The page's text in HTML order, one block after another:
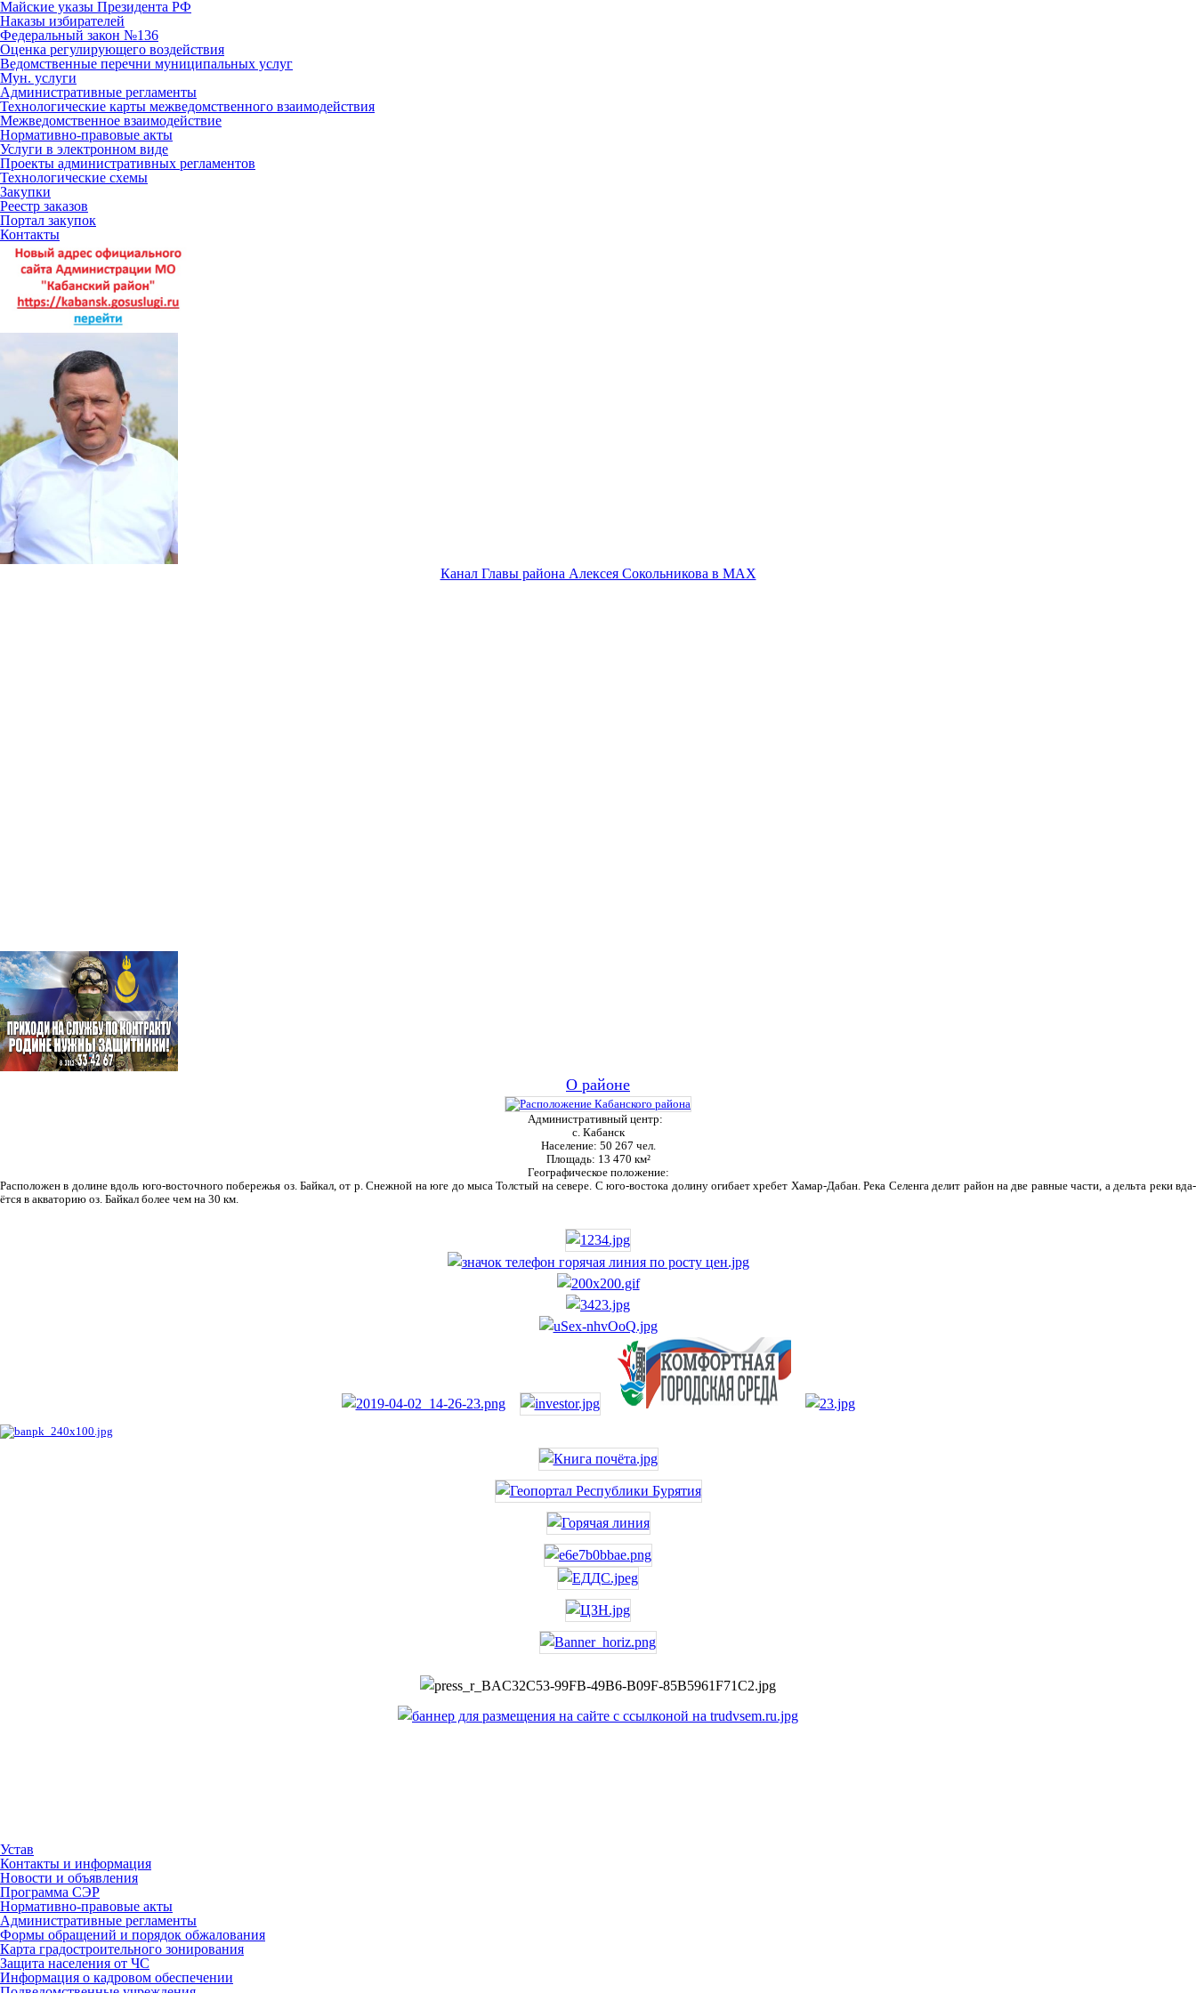
Майские указы Президента РФ
Наказы избирателей
Федеральный закон №136
Оценка регулирующего воздействия
Ведомственные перечни муниципальных услуг
Мун. услуги
Административные регламенты
Технологические карты межведомственного взаимодействия
Межведомственное взаимодействие
Нормативно-правовые акты
Услуги в электронном виде
Проекты административных регламентов
Технологические схемы
Закупки
Реестр заказов
Портал закупок
Контакты
Канал Главы района Алексея Сокольникова в MAX
О районе
Административный центр:
с. Кабанск
Население: 50 267 чел.
Площадь: 13 470 км²
Географическое положение:
Рас­положен в долине вдоль юго-восточного побережья оз. Байкал, от р. Снежной на юге до мыса Толстый на севере. С юго-востока долину огибает хребет Хамар-Дабан. Река Селенга делит район на две равные части, а дельта реки вда­
ётся в акваторию оз. Байкал более чем на 30 км.
Устав
Контакты и информация
Новости и объявления
Программа СЭР
Нормативно-правовые акты
Административные регламенты
Формы обращений и порядок обжалования
Карта градостроительного зонирования
Защита населения от ЧС
Информация о кадровом обеспечении